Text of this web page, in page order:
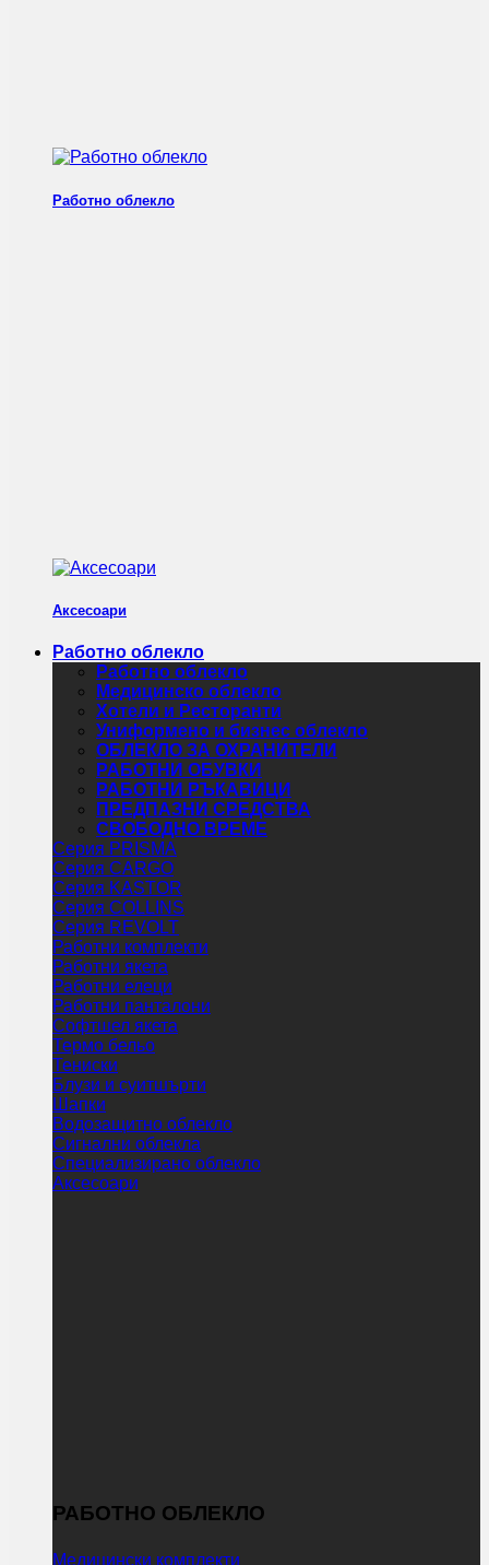
Работно облекло
Аксесоари
Работно облекло
Работно облекло
Медицинско облекло
Хотели и Ресторанти
Униформено и бизнес облекло
ОБЛЕКЛО ЗА ОХРАНИТЕЛИ
РАБОТНИ ОБУВКИ
РАБОТНИ РЪКАВИЦИ
ПРЕДПАЗНИ СРЕДСТВА
СВОБОДНО ВРЕМЕ
Серия PRISMA
Серия CARGO
Серия KASTOR
Серия COLLINS
Серия REVOLT
Работни комплекти
Работни якета
Работни елеци
Работни панталони
Софтшел якета
Термо бельо
Тениски
Блузи и суитшърти
Шапки
Водозащитно облекло
Сигнални облекла
Специализирано облекло
Аксесоари
РАБОТНО ОБЛЕКЛО
Медицински комплекти